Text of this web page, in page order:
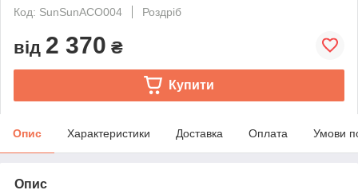
Код: SunSunACO004
Роздріб
від 2 370 ₴
Купити
Опис Характеристики Доставка Оплата Умови
Опис